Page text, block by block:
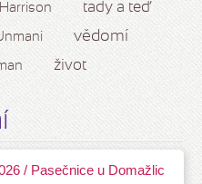
tady a teď
vědomí
život
/ Pasečnice u Domažlic